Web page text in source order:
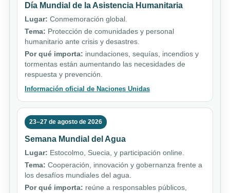
Día Mundial de la Asistencia Humanitaria
Lugar: Conmemoración global.
Tema: Protección de comunidades y personal
humanitario ante crisis y desastres.
Por qué importa: inundaciones, sequías, incendios y
tormentas están aumentando las necesidades de
respuesta y prevención.
Información oficial de Naciones Unidas
23–27 de agosto de 2026
Semana Mundial del Agua
Lugar: Estocolmo, Suecia, y participación online.
Tema: Cooperación, innovación y gobernanza frente a
los desafíos mundiales del agua.
Por qué importa: reúne a responsables públicos,